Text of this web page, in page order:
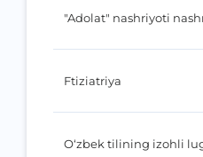
"Adolat" nashriyoti
Ftiziatriya
O‘zbek tilining izohli